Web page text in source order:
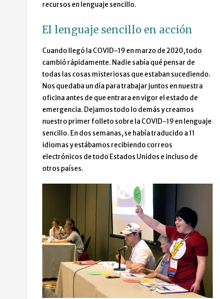
recursos en lenguaje sencillo.
El lenguaje sencillo en acción
Cuando llegó la COVID-19 en marzo de 2020, todo
cambió rápidamente. Nadie sabía qué pensar de
todas las cosas misteriosas que estaban sucediendo.
Nos quedaba un día para trabajar juntos en nuestra
oficina antes de que entrara en vigor el estado de
emergencia. Dejamos todo lo demás y creamos
nuestro primer folleto sobre la COVID-19 en lenguaje
sencillo. En dos semanas, se había traducido a 11
idiomas y estábamos recibiendo correos
electrónicos de todo Estados Unidos e incluso de
otros países.